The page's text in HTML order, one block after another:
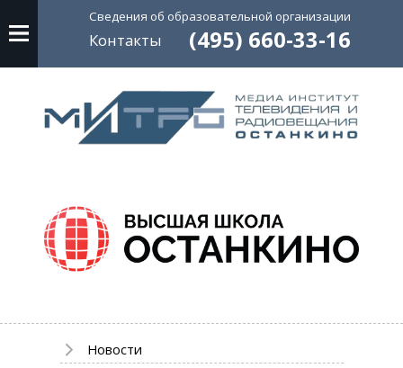
Сведения об образовательной организации
Контакты (495) 660-33-16
Новости